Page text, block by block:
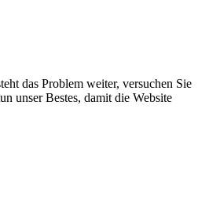
das Problem weiter, versuchen Sie
unser Bestes, damit die Website